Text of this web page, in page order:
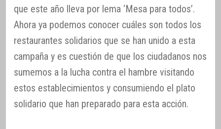
que este año lleva por lema ‘Mesa para todos’.
Ahora ya podemos conocer cuáles son todos los
restaurantes solidarios que se han unido a esta
campaña y es cuestión de que los ciudadanos nos
sumemos a la lucha contra el hambre visitando
estos establecimientos y consumiendo el plato
solidario que han preparado para esta acción.